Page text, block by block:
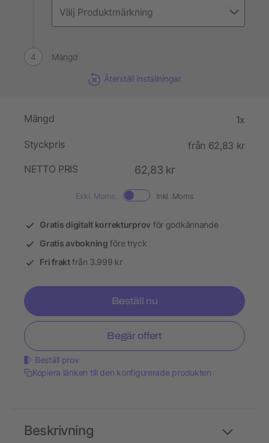
Mängd
Återställ inställningar
Mängd 1x
Styckpris
från 62,83 kr
NETTO PRIS
62,83 kr
Exkl. Moms. Inkl. Moms
Gratis digitalt korrekturprov för godkännande
Gratis avbokning före tryck
Fri fraktfrån 3.999 kr
Beställ nu
Begär offert
Beställ prov
Kopiera länken till den konfigurerade produkten
Beskrivning